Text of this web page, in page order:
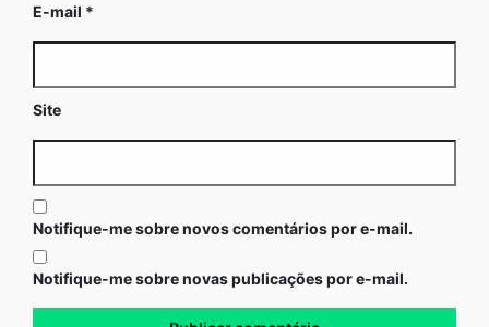
E-mail *
Site
Notifique-me sobre novos comentários por e-mail.
Notifique-me sobre novas publicações por e-mail.